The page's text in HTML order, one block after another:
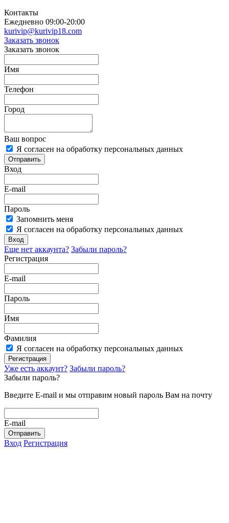
Контакты
Ежедневно 09:00-20:00
kurivip@kurivip18.com
Заказать звонок
Заказать звонок
Имя
Телефон
Город
Ваш вопрос
Я согласен на обработку персональных данных
Отправить
Вход
E-mail
Пароль
Запомнить меня
Я согласен на обработку персональных данных
Вход
Еще нет аккаунта? Забыли пароль?
Регистрация
E-mail
Пароль
Имя
Фамилия
Я согласен на обработку персональных данных
Регистрация
Уже есть аккаунт? Забыли пароль?
Забыли пароль?
Введите E-mail и мы отправим новый пароль Вам на почту
E-mail
Отправить
Вход Регистрация